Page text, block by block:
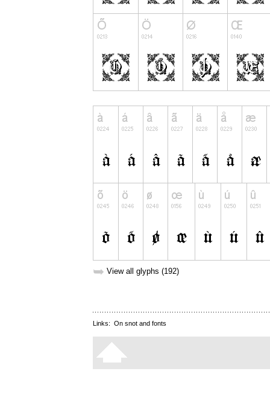
➥ View all glyphs (192)
Links: On snot and fonts